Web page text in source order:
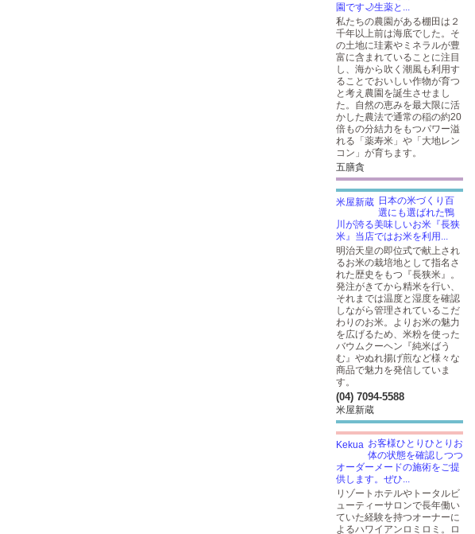
園です🌙生薬と...
私たちの農園がある棚田は２
千年以上前は海底でした。そ
の土地に珪素やミネラルが豊
富に含まれていることに注目
し、海から吹く潮風も利用す
ることでおいしい作物が育つ
と考え農園を誕生させまし
た。自然の恵みを最大限に活
かした農法で通常の稲の約20
倍もの分結力をもつパワー溢
れる「薬寿米」や「大地レン
コン」が育ちます。
五膳貪
日本の米づくり百
選にも選ばれた鴨
川が誇る美味しいお米『長狭
米』当店ではお米を利用...
明治天皇の即位式で献上され
るお米の栽培地として指名さ
れた歴史をもつ『長狭米』。
発注がきてから精米を行い、
それまでは温度と湿度を確認
しながら管理されているこだ
わりのお米。よりお米の魅力
を広げるため、米粉を使った
バウムクーヘン『純米ばう
む』やぬれ揚げ煎など様々な
商品で魅力を発信していま
す。
(04) 7094-5588
米屋新蔵
お客様ひとりひとりお
体の状態を確認しつつ
オーダーメードの施術をご提
供します。ぜひ...
リゾートホテルやトータルビ
ューティーサロンで長年働い
ていた経験を持つオーナーに
よるハワイアンロミロミ。ロ